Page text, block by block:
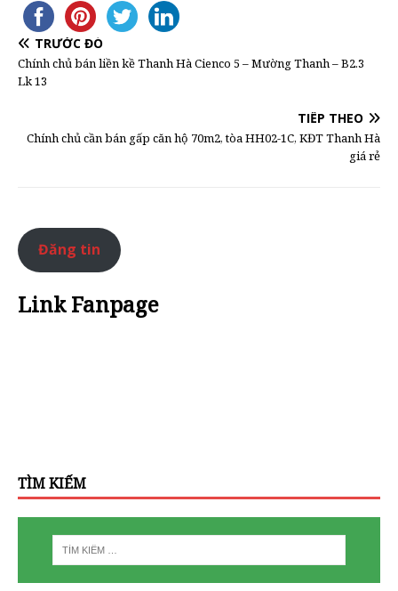
TRƯỚC ĐÓ
Chính chủ bán liền kề Thanh Hà Cienco 5 – Mường Thanh – B2.3
Lk 13
TIẾP THEO
Chính chủ cần bán gấp căn hộ 70m2, tòa HH02-1C, KĐT Thanh Hà
giá rẻ
Đăng tin
Link Fanpage
TÌM KIẾM